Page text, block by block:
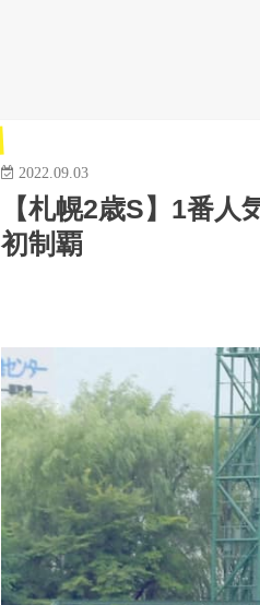
2022.09.03
【札幌2歳S】1番
初制覇